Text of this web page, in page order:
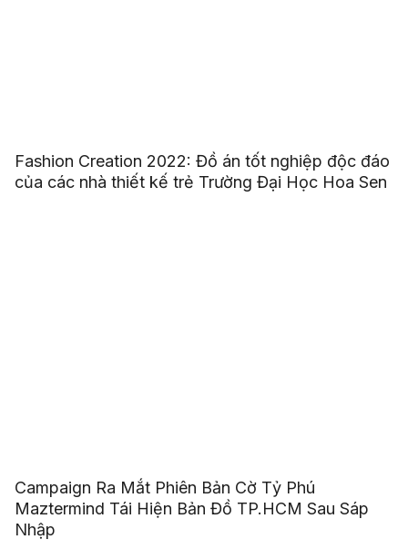
Fashion Creation 2022: Đồ án tốt nghiệp độc đáo
của các nhà thiết kế trẻ Trường Đại Học Hoa Sen
Campaign Ra Mắt Phiên Bản Cờ Tỷ Phú
Maztermind Tái Hiện Bản Đồ TP.HCM Sau Sáp
Nhập